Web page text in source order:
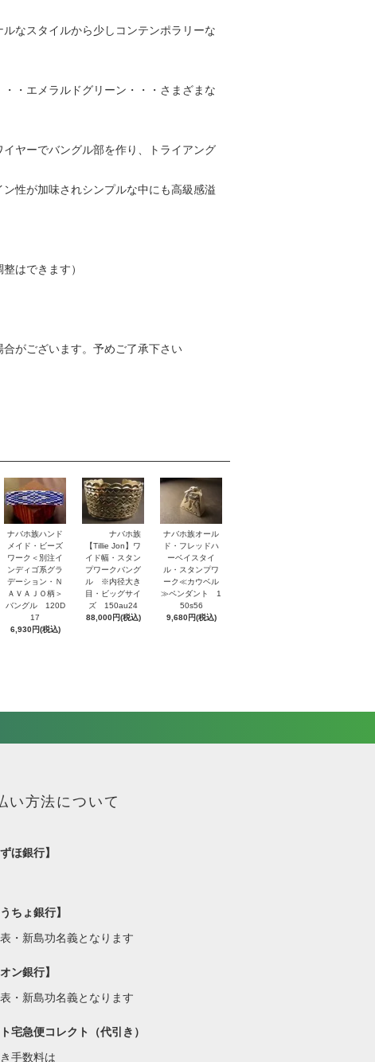
なスタイルから少しコンテンポラリーな
・エメラルドグリーン・・・さまざまな
ヤーでバングル部を作り、トライアング
性が加味されシンプルな中にも高級感溢
はできます）
がございます。予めご了承下さい
ナバホ族ハンド
メイド・ビーズ
ワーク＜別注イ
ンディゴ系グラ
デーション・Ｎ
ＡＶＡＪＯ柄＞
バングル 120D
17
6,930円(税込)
ナバホ族
【Tillie Jon】ワ
イド幅・スタン
プワークバング
ル ※内径大き
目・ビッグサイ
ズ 150au24
88,000円(税込)
ナバホ族オール
ド・フレッドハ
ーベイスタイ
ル・スタンプワ
ーク≪カウベル
≫ペンダント 1
50s56
9,680円(税込)
い方法について
ずほ銀行】
うちょ銀行】
・新島功名義となります
オン銀行】
・新島功名義となります
宅急便コレクト（代引き）
手数料は